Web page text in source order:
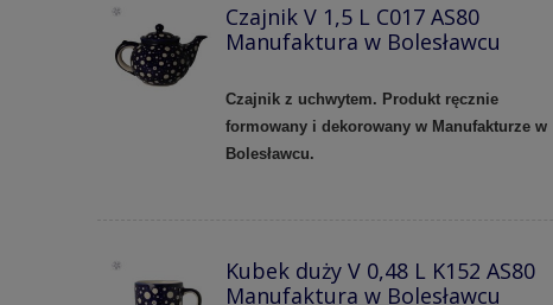
Czajnik V 1,5 L C017 AS80
Manufaktura w Bolesławcu
Czajnik z uchwytem. Produkt ręcznie
formowany i dekorowany w Manufakturze w
Bolesławcu.
Kubek duży V 0,48 L K152 AS80
Manufaktura w Bolesławcu